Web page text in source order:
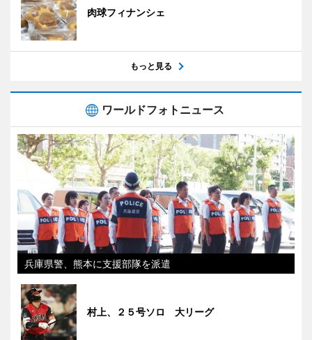
肉球フィナンシェ
もっと見る
ワールドフォトニュース
兵庫県警、熊本に支援部隊を派遣
村上、２５号ソロ 大リーグ